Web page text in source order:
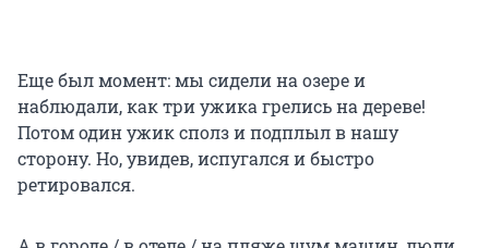
Еще был момент: мы сидели на озере и
наблюдали, как три ужика грелись на дереве!
Потом один ужик сполз и подплыл в нашу
сторону. Но, увидев, испугался и быстро
ретировался.